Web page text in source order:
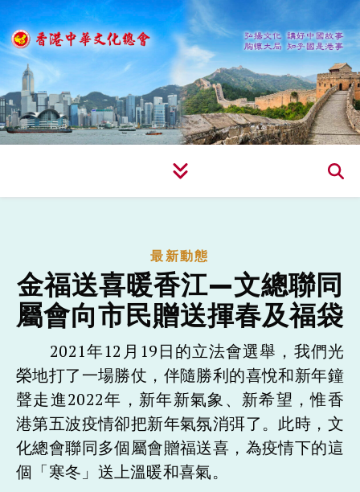
最新動態
金福送喜暖香江—文總聯同
屬會向市民贈送揮春及福袋
2021年12月19日的立法會選舉，我們光
榮地打了一場勝仗，伴隨勝利的喜悅和新年鐘
聲走進2022年，新年新氣象、新希望，惟香
港第五波疫情卻把新年氣氛消弭了。此時，文
化總會聯同多個屬會贈福送喜，為疫情下的這
個「寒冬」送上溫暖和喜氣。